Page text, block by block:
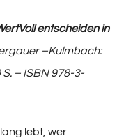
entscheiden in
–Kulmbach:
– ISBN 978-3-
lebt, wer